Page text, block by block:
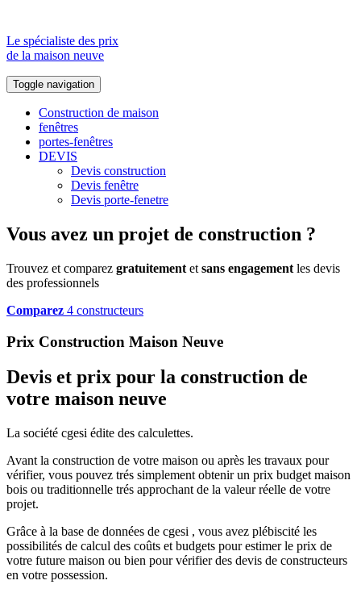
Le spécialiste des prix
de la maison neuve
Toggle navigation
Construction de maison
fenêtres
portes-fenêtres
DEVIS
Devis construction
Devis fenêtre
Devis porte-fenetre
Vous avez un projet de construction ?
Trouvez et comparez gratuitement et sans engagement les devis
des professionnels
Comparez 4 constructeurs
Prix Construction Maison Neuve
Devis et prix pour la construction de
votre maison neuve
La société cgesi édite des calculettes.
Avant la construction de votre maison ou après les travaux pour
vérifier, vous pouvez trés simplement obtenir un prix budget maison
bois ou traditionnelle trés approchant de la valeur réelle de votre
projet.
Grâce à la base de données de cgesi , vous avez plébiscité les
possibilités de calcul des coûts et budgets pour estimer le prix de
votre future maison ou bien pour vérifier des devis de constructeurs
en votre possession.